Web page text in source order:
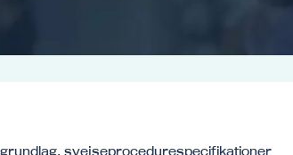
svejseprocedurespecifikationer